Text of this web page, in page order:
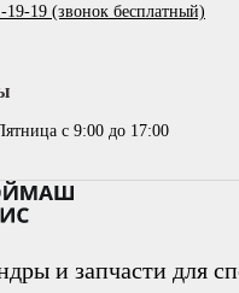
19-19 (звонок бесплатный)
с 9:00 до 17:00
и запчасти для